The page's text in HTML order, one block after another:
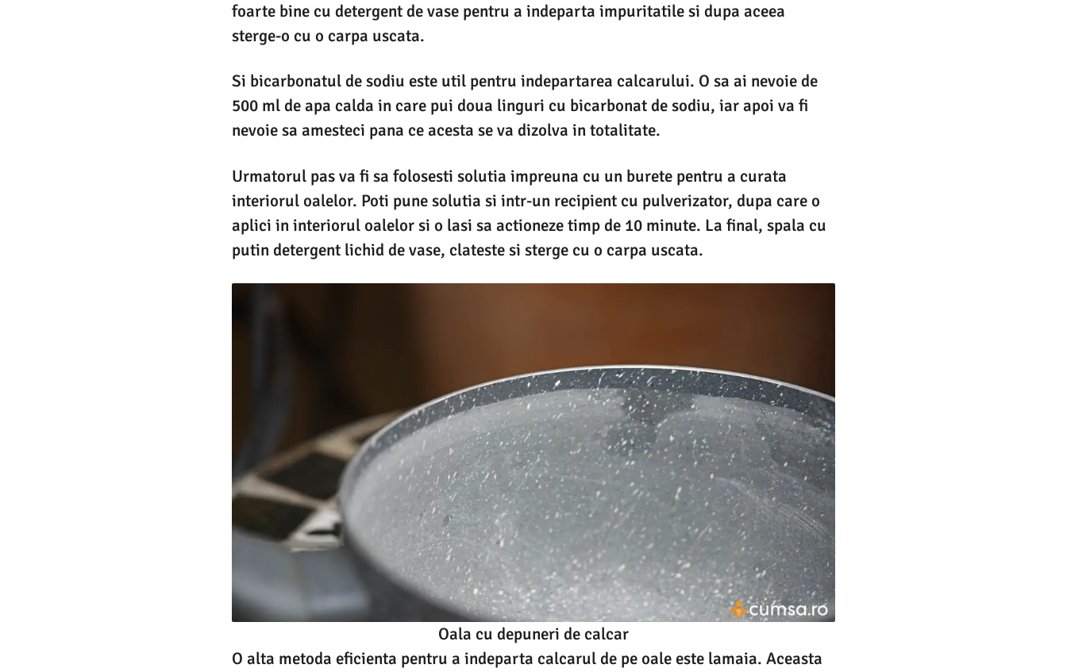
foarte bine cu detergent de vase pentru a indeparta impuritatile si dupa aceea
sterge-o cu o carpa uscata.
Si bicarbonatul de sodiu este util pentru indepartarea calcarului. O sa ai nevoie de
500 ml de apa calda in care pui doua linguri cu bicarbonat de sodiu, iar apoi va fi
nevoie sa amesteci pana ce acesta se va dizolva in totalitate.
Urmatorul pas va fi sa folosesti solutia impreuna cu un burete pentru a curata
interiorul oalelor. Poti pune solutia si intr-un recipient cu pulverizator, dupa care o
aplici in interiorul oalelor si o lasi sa actioneze timp de 10 minute. La final, spala cu
putin detergent lichid de vase, clateste si sterge cu o carpa uscata.
Oala cu depuneri de calcar
O alta metoda eficienta pentru a indeparta calcarul de pe oale este lamaia. Aceasta